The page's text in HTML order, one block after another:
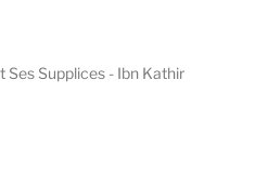
Ses Supplices - Ibn Kathir